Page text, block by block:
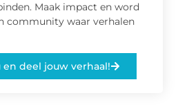
Maak impact en word
community waar verhalen
en deel jouw verhaal!